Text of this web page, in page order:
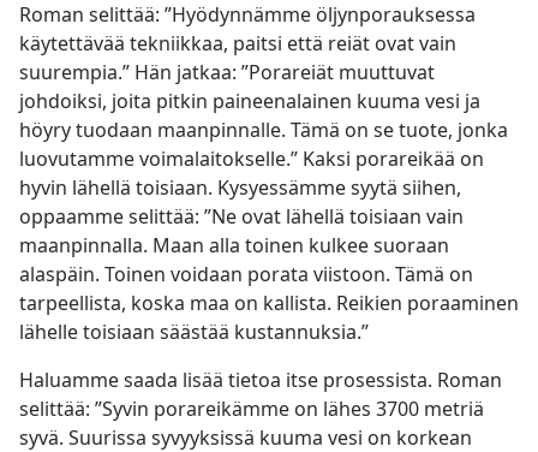
Roman selittää: ”Hyödynnämme öljynporauksessa
käytettävää tekniikkaa, paitsi että reiät ovat vain
suurempia.” Hän jatkaa: ”Porareiät muuttuvat
johdoiksi, joita pitkin paineenalainen kuuma vesi ja
höyry tuodaan maanpinnalle. Tämä on se tuote, jonka
luovutamme voimalaitokselle.” Kaksi porareikää on
hyvin lähellä toisiaan. Kysyessämme syytä siihen,
oppaamme selittää: ”Ne ovat lähellä toisiaan vain
maanpinnalla. Maan alla toinen kulkee suoraan
alaspäin. Toinen voidaan porata viistoon. Tämä on
tarpeellista, koska maa on kallista. Reikien poraaminen
lähelle toisiaan säästää kustannuksia.”
Haluamme saada lisää tietoa itse prosessista. Roman
selittää: ”Syvin porareikämme on lähes 3700 metriä
syvä. Suurissa syvyyksissä kuuma vesi on korkean